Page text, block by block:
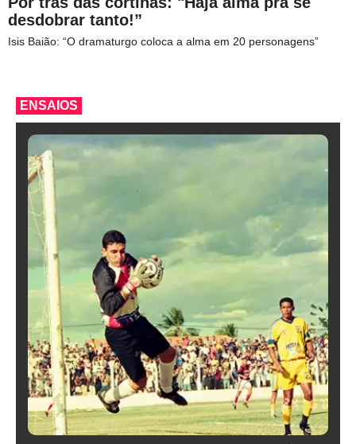
desdobrar tanto!”
Isis Baião: “O dramaturgo coloca a alma em 20 personagens”
ENSAIOS